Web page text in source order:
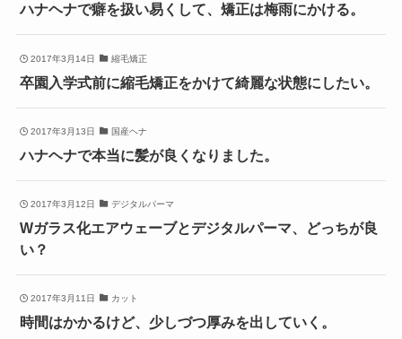
ハナヘナで癖を扱い易くして、矯正は梅雨にかける。
2017年3月14日 縮毛矯正
卒園入学式前に縮毛矯正をかけて綺麗な状態にしたい。
2017年3月13日 国産ヘナ
ハナヘナで本当に髪が良くなりました。
2017年3月12日 デジタルパーマ
Wガラス化エアウェーブとデジタルパーマ、どっちが良
い？
2017年3月11日 カット
時間はかかるけど、少しづつ厚みを出していく。